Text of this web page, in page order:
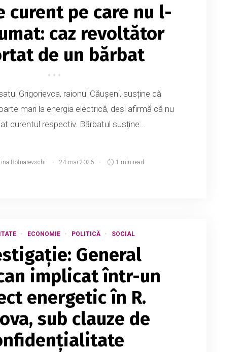
curent pe care nu l-
caz revoltător
de un bărbat
Grigorievca, raionul Căușeni, susține că
mari la energia electrică, deși afirmă că nu
curentul respectiv. Bărbatul susține...
Botnarevschi 24 mai 2026 1 min read
ECONOMIE POLITICĂ SOCIAL
General
implicat într-un
energetic în R.
sub clauze de